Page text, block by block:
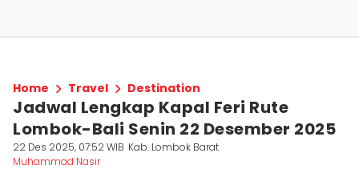
Home Travel Destination
Jadwal Lengkap Kapal Feri Rute
Lombok-Bali Senin 22 Desember 2025
22 Des 2025, 07:52 WIB Kab. Lombok Barat
Muhammad Nasir